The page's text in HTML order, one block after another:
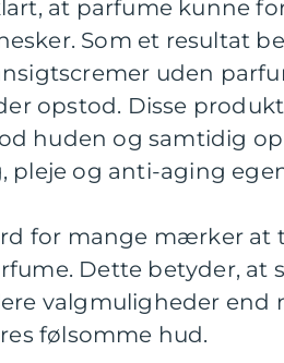
at parfume kunne
Som et resultat
uden
opstod. Disse
huden og samtidig
og anti-aging
for mange mærker at
Dette betyder, at
valgmuligheder end
følsomme hud.